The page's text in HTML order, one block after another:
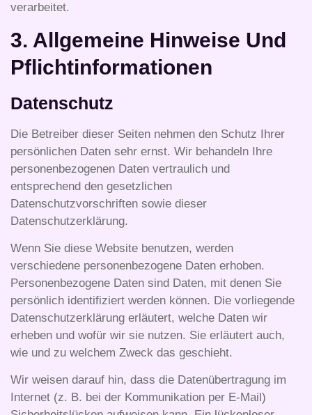
verarbeitet.
3. Allgemeine Hinweise Und
Pflicht­informationen
Datenschutz
Die Betreiber dieser Seiten nehmen den Schutz Ihrer
persönlichen Daten sehr ernst. Wir behandeln Ihre
personenbezogenen Daten vertraulich und
entsprechend den gesetzlichen
Datenschutzvorschriften sowie dieser
Datenschutzerklärung.
Wenn Sie diese Website benutzen, werden
verschiedene personenbezogene Daten erhoben.
Personenbezogene Daten sind Daten, mit denen Sie
persönlich identifiziert werden können. Die vorliegende
Datenschutzerklärung erläutert, welche Daten wir
erheben und wofür wir sie nutzen. Sie erläutert auch,
wie und zu welchem Zweck das geschieht.
Wir weisen darauf hin, dass die Datenübertragung im
Internet (z. B. bei der Kommunikation per E-Mail)